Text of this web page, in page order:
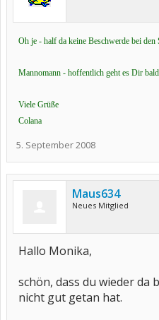
Oh je - half da keine Beschwerde bei den
Mannomann - hoffentlich geht es Dir
Viele Grüße
Colana
5. September 2008
Maus634
Neues Mitglied
Hallo Monika,
schön, dass du wieder da
nicht gut getan hat.